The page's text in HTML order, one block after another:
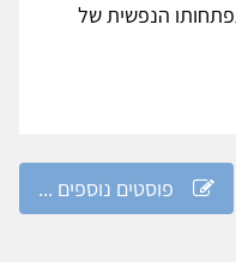
הנפשית של
פוסטים נוספים ...